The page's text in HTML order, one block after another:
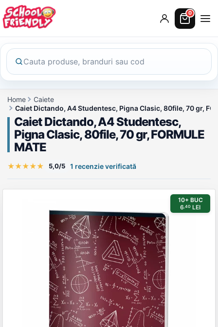
0
Home
Caiete
Caiet Dictando, A4 Studentesc, Pigna Clasic, 80file, 70 gr,
Caiet Dictando, A4 Studentesc,
Pigna Clasic, 80file, 70 gr, FORMULE
MATE
★★★★★ 5,0/5 1 recenzie verificată
10+ BUC
6,40 LEI